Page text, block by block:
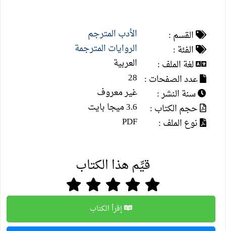
القسم :
الأدب المترجم
الفئة :
الروايات المترجمة
لغة الملف :
العربية
عدد الصفحات : 28
سنة النشر :
غير معروف
حجم الكتاب :
3.6 ميجا بايت
نوع الملف :
PDF
قيِّم هذا الكتاب
إقرأ الكتاب